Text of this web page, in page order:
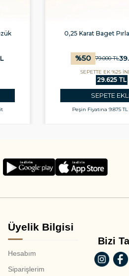
0,25 Karat Baget
%50 79.000TL
SEPETTE EK %25
29.625 TL
SEPETE
Peşin Fiyatına 9.875
Üyelik Bilgisi
Hesabım
Siparişlerim
Bizi